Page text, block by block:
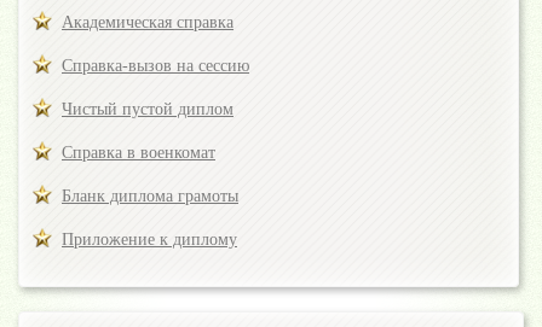
Академическая справка
Справка-вызов на сессию
Чистый пустой диплом
Справка в военкомат
Бланк диплома грамоты
Приложение к диплому